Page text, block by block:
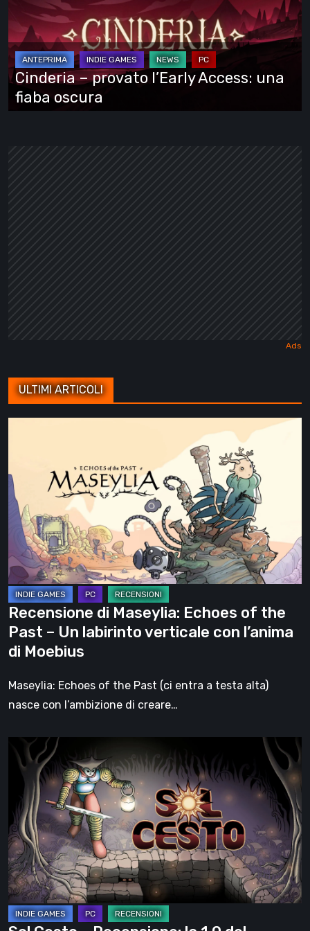
l’Early
Access:
una
fiaba
oscura
Cinderia – provato l’Early Access: una
fiaba oscura
ULTIMI ARTICOLI
Echoes
of
the
Past
–
Un
labirinto
verticale
con
l’anima
di
Recensione di Maseylia: Echoes of the
Past – Un labirinto verticale con l’anima
di Moebius
Maseylia: Echoes of the Past (ci entra a testa alta)
nasce con l’ambizione di creare…
Cesto
Recensione:
la
1.0
del
roguelite
di
Tambouille